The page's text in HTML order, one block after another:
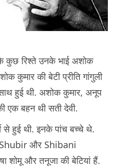
कुछ रिश्ते उनके भाई अशोक
कुमार की बेटी प्रीति गांगुली
साथ हुई थी. अशोक कुमार, अनूप
एक बहन थी सती देवी.
से हुई थी. इनके पांच बच्चे थे.
और Shibani
शोमू और तनूजा की बेटियां हैं.